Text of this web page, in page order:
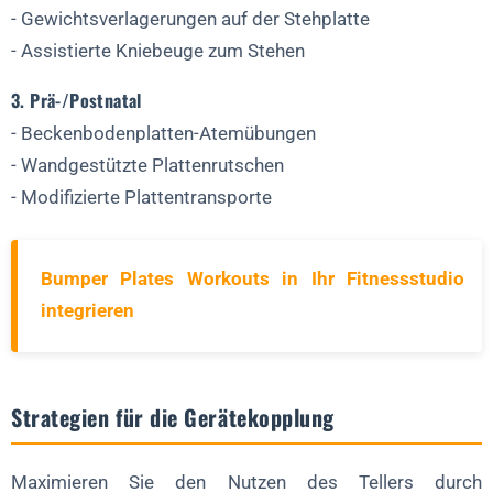
- Gewichtsverlagerungen auf der Stehplatte
- Assistierte Kniebeuge zum Stehen
3. Prä-/Postnatal
- Beckenbodenplatten-Atemübungen
- Wandgestützte Plattenrutschen
- Modifizierte Plattentransporte
Bumper Plates Workouts in Ihr Fitnessstudio
integrieren
Strategien für die Gerätekopplung
Maximieren Sie den Nutzen des Tellers durch